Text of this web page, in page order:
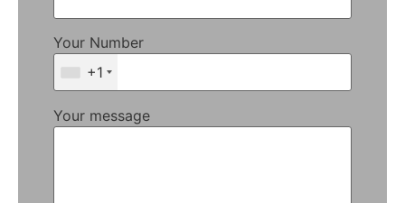
Your Number
+1
Your message